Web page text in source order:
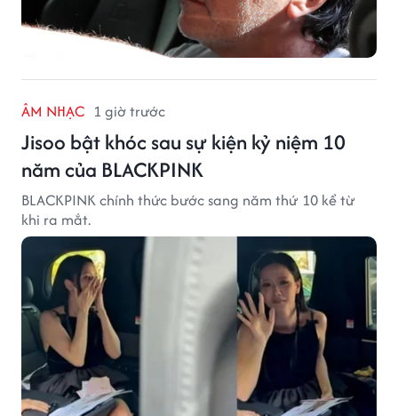
ÂM NHẠC 1 giờ trước
Jisoo bật khóc sau sự kiện kỷ niệm 10
năm của BLACKPINK
BLACKPINK chính thức bước sang năm thứ 10 kể từ
khi ra mắt.